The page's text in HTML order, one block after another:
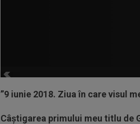
”9 iunie 2018. Ziua în care visul
Câștigarea primului meu titlu de